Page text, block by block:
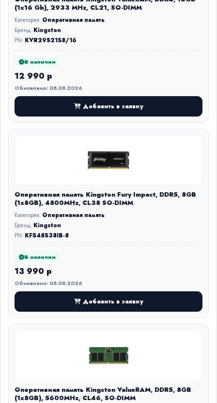
(1x16 Gb), 2933 MHz, CL21, SO-DIMM
Категория: Оперативная память
Бренд: Kingston
PN: KVR29S21S8/16
В наличии
12 990 р
Обновлено: 08.08.2026
Добавить в заявку
Оперативная память Kingston Fury Impact, DDR5, 8GB
(1x8GB), 4800MHz, CL38 SO-DIMM
Категория: Оперативная память
Бренд: Kingston
PN: KF548S38IB-8
В наличии
13 990 р
Обновлено: 08.08.2026
Добавить в заявку
Оперативная память Kingston ValueRAM, DDR5, 8GB
(1x8GB), 5600MHz, CL46, SO-DIMM